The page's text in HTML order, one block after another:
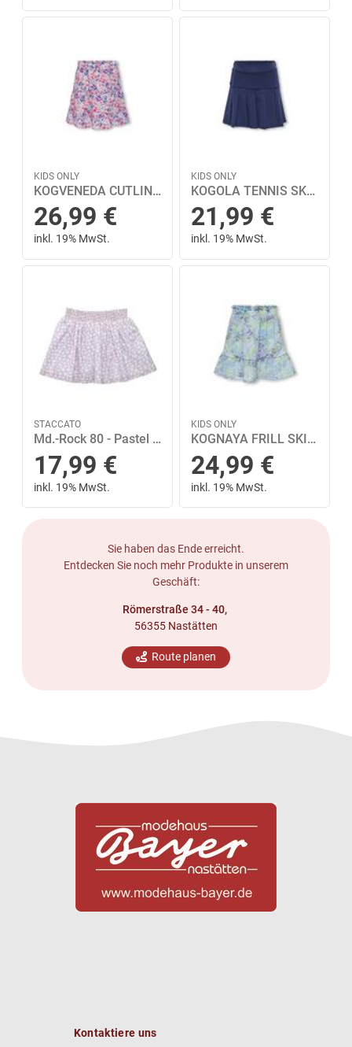
KIDS ONLY
KOGVENEDA CUTLINE SKIRT PTM 164 - Clear Sky
26,99 €
inkl. 19% MwSt.
KIDS ONLY
KOGOLA TENNIS SKIRT UB SWT 146/152 - Naval Academy
21,99 €
inkl. 19% MwSt.
STACCATO
Md.-Rock 80 - Pastel Lilac Ao
17,99 €
inkl. 19% MwSt.
KIDS ONLY
KOGNAYA FRILL SKIRT JRS 146 - Clear Sky
24,99 €
inkl. 19% MwSt.
Sie haben das Ende erreicht.
Entdecken Sie noch mehr Produkte in unserem
Geschäft:
Römerstraße 34 - 40,
56355 Nastätten
Route planen
Kontaktiere uns